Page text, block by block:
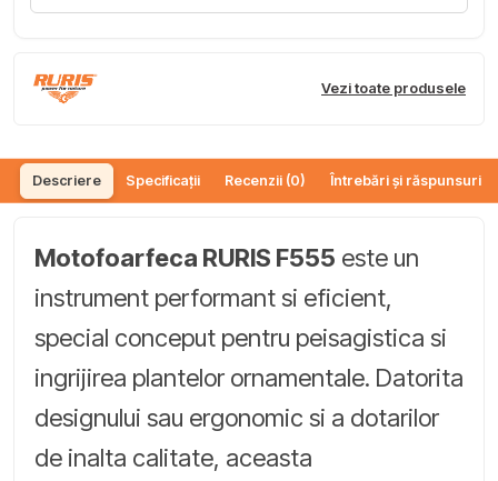
Vezi toate produsele
Descriere Specificații Recenzii (0) Întrebări și răspunsuri
Motofoarfeca RURIS F555 este un
instrument performant si eficient,
special conceput pentru peisagistica si
ingrijirea plantelor ornamentale. Datorita
designului sau ergonomic si a dotarilor
de inalta calitate, aceasta